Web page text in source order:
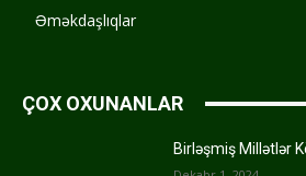
Əməkdaşlıqlar
ÇOX OXUNANLAR
Birləşmiş Millətlər